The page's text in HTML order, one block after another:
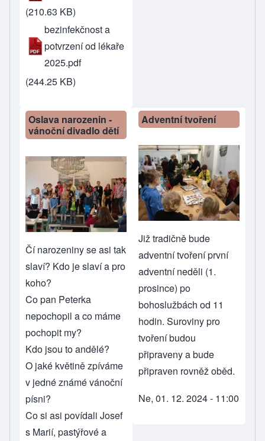
(210.63 KB)
bezinfekčnost a
potvrzení od lékaře
2025.pdf
(244.25 KB)
Oslava narozenin -
vánoční divadlo dětí
Čí narozeniny se asi tak
slaví? Kdo je slaví a pro
koho?
Co pan Peterka
nepochopil a co máme
pochopit my?
Kdo jsou to andělé?
O jaké květině zpíváme
v jedné známé vánoční
písni?
Co si asi povídali Josef
s Marií, pastýřové a
Adventní tvoření
Již tradičně bude
adventní tvoření první
adventní neděli (1.
prosince) po
bohoslužbách od 11
hodin. Suroviny pro
tvoření budou
připraveny a bude
připraven rovněž oběd.
Ne, 01. 12. 2024 - 11:00